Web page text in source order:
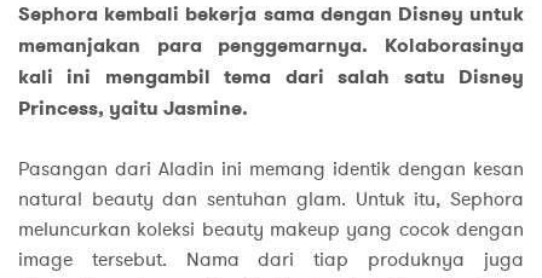
Sephora kembali bekerja sama dengan Disney untuk
memanjakan para penggemarnya. Kolaborasinya
kali ini mengambil tema dari salah satu Disney
Princess, yaitu Jasmine.
Pasangan dari Aladin ini memang identik dengan kesan
natural beauty dan sentuhan glam. Untuk itu, Sephora
meluncurkan koleksi beauty makeup yang cocok dengan
image tersebut. Nama dari tiap produknya juga